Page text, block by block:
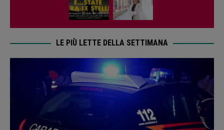
LE PIÙ LETTE DELLA SETTIMANA